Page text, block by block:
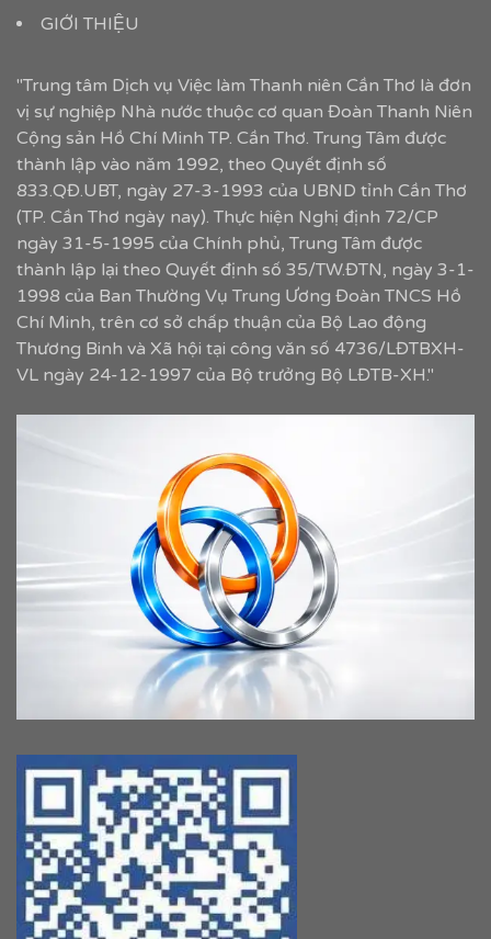
GIỚI THIỆU
"Trung tâm Dịch vụ Việc làm Thanh niên Cần Thơ là đơn
vị sự nghiệp Nhà nước thuộc cơ quan Đoàn Thanh Niên
Cộng sản Hồ Chí Minh TP. Cần Thơ. Trung Tâm được
thành lập vào năm 1992, theo Quyết định số
833.QĐ.UBT, ngày 27-3-1993 của UBND tỉnh Cần Thơ
(TP. Cần Thơ ngày nay). Thực hiện Nghị định 72/CP
ngày 31-5-1995 của Chính phủ, Trung Tâm được
thành lập lại theo Quyết định số 35/TW.ĐTN, ngày 3-1-
1998 của Ban Thường Vụ Trung Ương Đoàn TNCS Hồ
Chí Minh, trên cơ sở chấp thuận của Bộ Lao động
Thương Binh và Xã hội tại công văn số 4736/LĐTBXH-
VL ngày 24-12-1997 của Bộ trưởng Bộ LĐTB-XH."